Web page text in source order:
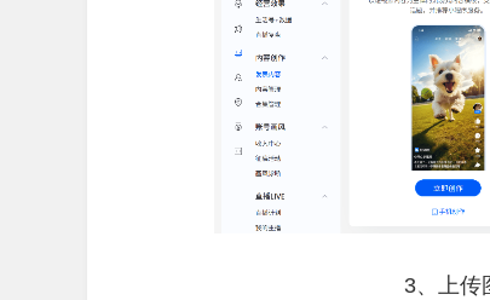
3、上传